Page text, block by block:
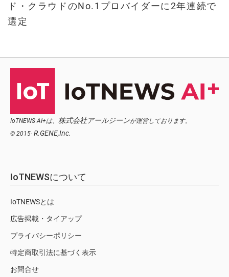
ド・クラウドのNo.1プロバイダーに2年連続で
選定
IoTNEWS AI+は、 株式会社アールジーンが運営しております。
© 2015- R.GENE,Inc.
IoTNEWSについて
IoTNEWSとは
広告掲載・タイアップ
プライバシーポリシー
特定商取引法に基づく表示
お問合せ